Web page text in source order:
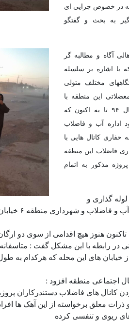
در خصوص چرایی ای
به بحث و گفتگو
آگاه و مطالبه گر
با اشاره بر سلسله
مختلف متولی
این منطقه با
گلایمندی گفت : از سال ۹۴ تا به اکنون که
میشود اداره آب و فاضلاب
حفاری کانال هایی با
فاضلاب این منطقه
مذکور به اتمام
لوله گذاری و
خاکریزی
در رابطه با این مشکل گفت :
خیابان های این محله که هرکدام به
اجتماعی منطقه افزود :
کانال های فاضلاب دستندرکاران
ذرات معلق برخواسته از این آهک ها
ریوی و تنفسی کرده